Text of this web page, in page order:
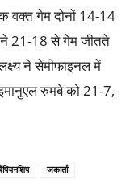
वक्त गेम दोनों 14-14
ने 21-18 से गेम जीतते
ने सेमीफाइनल में
इमानुएल रुमबे को 21-7,
जकार्ता